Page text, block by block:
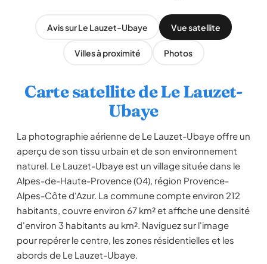
Avis sur Le Lauzet-Ubaye Vue satellite
Villes à proximité Photos
Carte satellite de Le Lauzet-
Ubaye
La photographie aérienne de Le Lauzet-Ubaye offre un
aperçu de son tissu urbain et de son environnement
naturel. Le Lauzet-Ubaye est un village située dans le
Alpes-de-Haute-Provence (04), région Provence-
Alpes-Côte d'Azur. La commune compte environ 212
habitants, couvre environ 67 km² et affiche une densité
d'environ 3 habitants au km². Naviguez sur l'image
pour repérer le centre, les zones résidentielles et les
abords de Le Lauzet-Ubaye.